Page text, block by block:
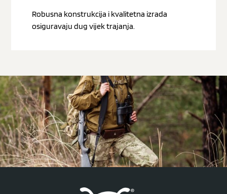
Robusna konstrukcija i kvalitetna izrada
osiguravaju dug vijek trajanja.